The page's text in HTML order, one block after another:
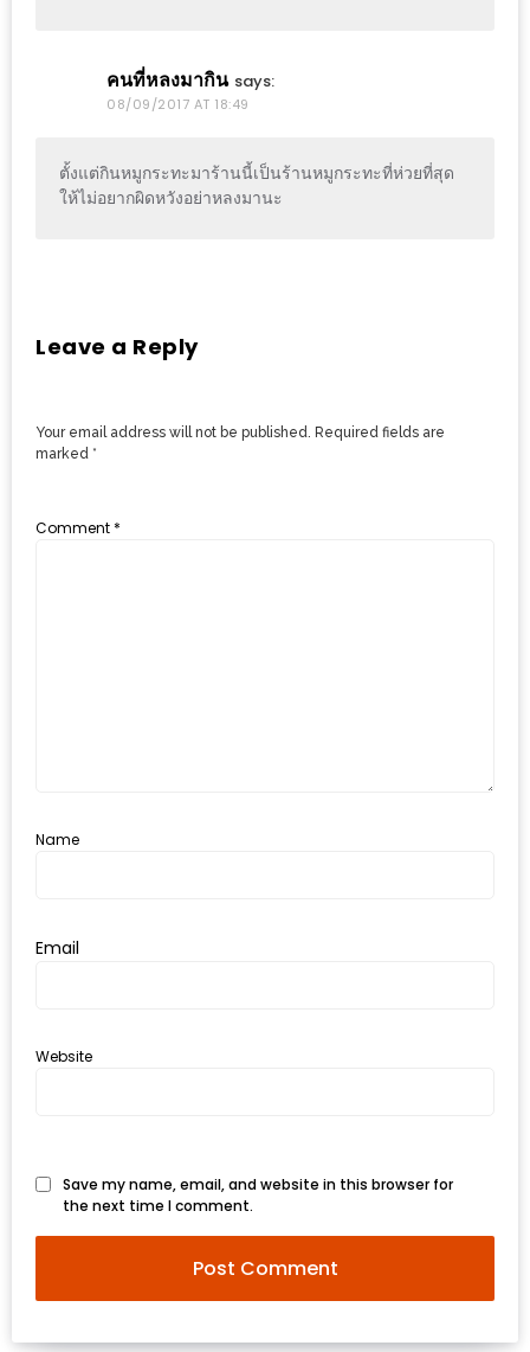
ความ
อร่อย
เชียงใหม่
บุฟเฟ่ต์
ที่
เชียงใหม่
แม่
สุด
ชั่น
คนที่หลงมากิน says:
08/09/2017 AT 18:49
ตั้งแต่กินหมูกระทะมาร้านนี้เป็นร้านหมูกระทะที่ห่วยที่สุด
ให้ไม่อยากผิดหวังอย่าหลงมานะ
Leave a Reply
Your email address will not be published. Required fields are
marked *
Comment *
Name
Email
Website
Save my name, email, and website in this browser for
the next time I comment.